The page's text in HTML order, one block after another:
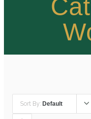
Sort By: Default